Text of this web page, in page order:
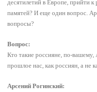
десятилетий в Европе, прийти
памятей? И еще один вопрос.
вопросы?
Вопрос:
Кто такие россияне, по-
прошлое нас, как россиян, а не
Арсений Рогинский: